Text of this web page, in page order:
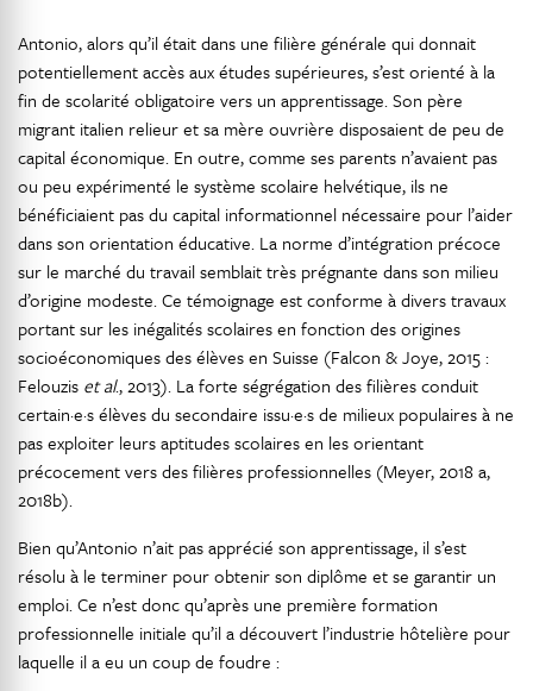
Antonio, alors qu’il était dans une filière générale qui donnait
potentiellement accès aux études supérieures, s’est orienté à la
fin de scolarité obligatoire vers un apprentissage. Son père
migrant italien relieur et sa mère ouvrière disposaient de peu de
capital économique. En outre, comme ses parents n’avaient pas
ou peu expérimenté le système scolaire helvétique, ils ne
bénéficiaient pas du capital informationnel nécessaire pour l’aider
dans son orientation éducative. La norme d’intégration précoce
sur le marché du travail semblait très prégnante dans son milieu
d’origine modeste. Ce témoignage est conforme à divers travaux
portant sur les inégalités scolaires en fonction des origines
socioéconomiques des élèves en Suisse (Falcon & Joye, 2015 :
Felouzis et al., 2013). La forte ségrégation des filières conduit
certain·e·s élèves du secondaire issu·e·s de milieux populaires à ne
pas exploiter leurs aptitudes scolaires en les orientant
précocement vers des filières professionnelles (Meyer, 2018 a,
2018b).
Bien qu’Antonio n’ait pas apprécié son apprentissage, il s’est
résolu à le terminer pour obtenir son diplôme et se garantir un
emploi. Ce n’est donc qu’après une première formation
professionnelle initiale qu’il a découvert l’industrie hôtelière pour
laquelle il a eu un coup de foudre :